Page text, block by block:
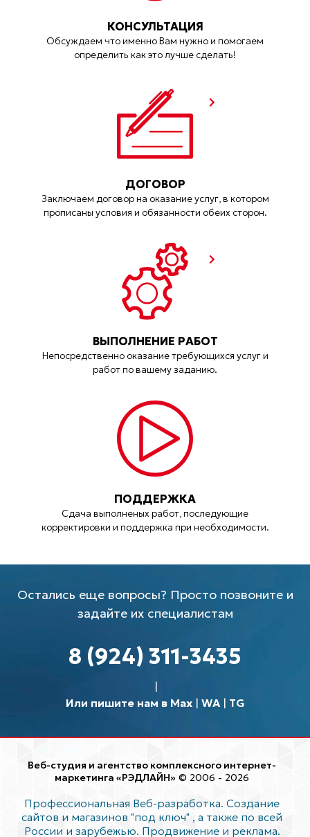
КОНСУЛЬТАЦИЯ
Обсуждаем что именно Вам нужно и помогаем
определить как это лучше сделать!
ДОГОВОР
Заключаем договор на оказание услуг, в котором
прописаны условия и обязанности обеих сторон.
ВЫПОЛНЕНИЕ РАБОТ
Непосредственно оказание требующихся услуг и
работ по вашему заданию.
ПОДДЕРЖКА
Сдача выполненых работ, последующие
корректировки и поддержка при необходимости.
Остались еще вопросы? Просто позвоните и
задайте их специалистам
8 (924) 311-3435
Или пишите нам в Max| WA| TG
Веб-студия и агентство комплексного интернет-
маркетинга «РЭДЛАЙН» © 2006 - 2026
Профессиональная Веб-разработка. Создание
сайтов и магазинов "под ключ" , а также по всей
России и зарубежью. Продвижение и реклама.